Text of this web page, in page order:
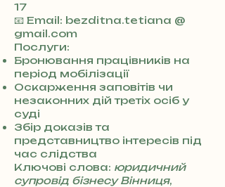
17
+
3
8
0
7
3
0
4
8
5
7
8
4
📧 Email: bezditna.tetiana @
gmail.com
Послуги:
Бронювання працівників на
період мобілізації
Оскарження заповітів чи
незаконних дій третіх осіб у
суді
Збір доказів та
представництво інтересів під
час слідства
Ключові слова: юридичний
супровід бізнесу Вінниця,